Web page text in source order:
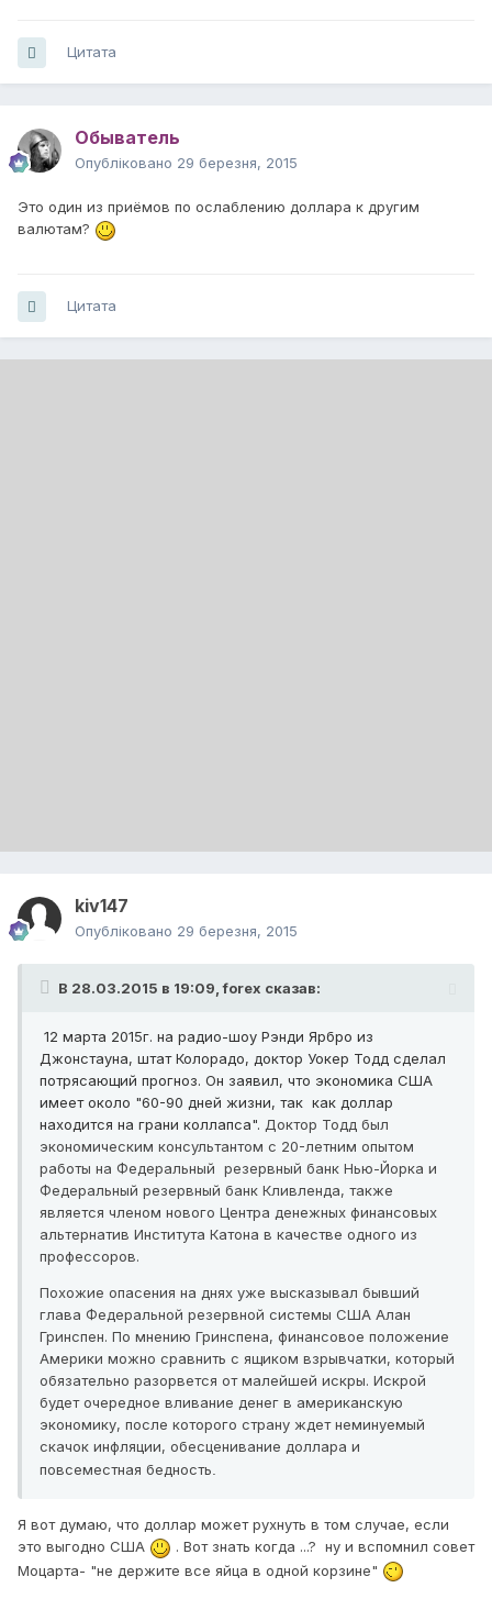
Цитата
Обыватель
Опубліковано 29 березня, 2015
Это один из приёмов по ослаблению доллара к другим
валютам?
Цитата
kiv147
Опубліковано 29 березня, 2015
В 28.03.2015 в 19:09, forex сказав:
12 марта 2015г. на радио-шоу Рэнди Ярбро из
Джонстауна, штат Колорадо, доктор Уокер Тодд сделал
потрясающий прогноз. Он заявил, что экономика США
имеет около "60-90 дней жизни, так как доллар
находится на грани коллапса". Доктор Тодд был
экономическим консультантом с 20-летним опытом
работы на Федеральный резервный банк Нью-Йорка и
Федеральный резервный банк Кливленда, также
является членом нового Центра денежных финансовых
альтернатив Института Катона в качестве одного из
профессоров.
Похожие опасения на днях уже высказывал бывший
глава Федеральной резервной системы США Алан
Гринспен. По мнению Гринспена, финансовое положение
Америки можно сравнить с ящиком взрывчатки, который
обязательно разорвется от малейшей искры. Искрой
будет очередное вливание денег в американскую
экономику, после которого страну ждет неминуемый
скачок инфляции, обесценивание доллара и
повсеместная бедность.
Я вот думаю, что доллар может рухнуть в том случае, если
это выгодно США
. Вот знать когда ...? ну и вспомнил совет
Моцарта- "не держите все яйца в одной корзине"